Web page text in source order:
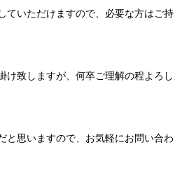
ていただけますので、必要な方はご持
け致しますが、何卒ご理解の程よろし
と思いますので、お気軽にお問い合わ